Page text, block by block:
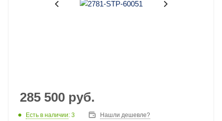
285 500 руб.
Есть в наличии: 3 Нашли дешевле?